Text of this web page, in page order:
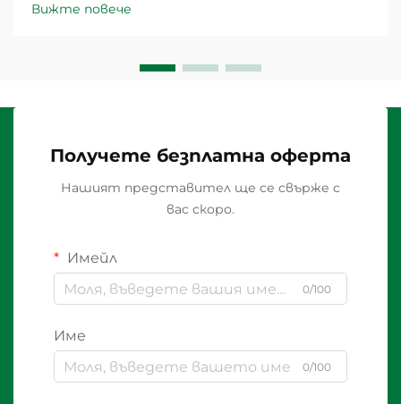
Вижте повече
Получете безплатна оферта
Нашият представител ще се свърже с
вас скоро.
Имейл
0/100
Име
0/100